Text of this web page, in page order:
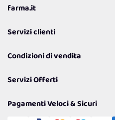
farma.it
Coupon
Lavora con noi
Politiche per la parità di genere
Servizi clienti
Richiamami
Resi
Condizioni di vendita
Spedizioni
Cookie Policy
Servizi Offerti
Pagamenti Veloci & Sicuri